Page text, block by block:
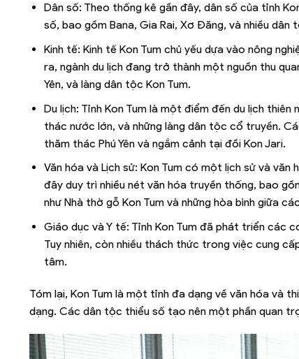
Dân số: Theo thống kê gần đây, dân số của tỉnh
số, bao gồm Bana, Gia Rai, Xơ Đăng, và nhiều dân
Kinh tế: Kinh tế Kon Tum chủ yếu dựa vào nông
ra, ngành du lịch đang trở thành một nguồn thu
Yên, và làng dân tộc Kon Tum.
Du lịch: Tỉnh Kon Tum là một điểm đến du lịch
thác nước lớn, và những làng dân tộc cổ truyền.
thăm thác Phú Yên và ngắm cảnh tại đồi Kon Jari.
Văn hóa và Lịch sử: Kon Tum có một lịch sử và
đây duy trì nhiều nét văn hóa truyền thống, bao
như Nhà thờ gỗ Kon Tum và những hòa bình giữa
Giáo dục và Y tế: Tỉnh Kon Tum đã phát triển các
Tuy nhiên, còn nhiều thách thức trong việc cung
tâm.
Tóm lại, Kon Tum là một tỉnh đa dạng về văn hóa và
dạng. Các dân tộc thiểu số tạo nên một phần quan